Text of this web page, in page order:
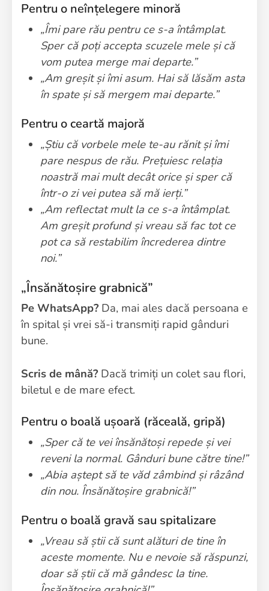
Pentru o neînțelegere minoră
„Îmi pare rău pentru ce s-a întâmplat.
Sper că poți accepta scuzele mele și că
vom putea merge mai departe.”
„Am greșit și îmi asum. Hai să lăsăm asta
în spate și să mergem mai departe.”
Pentru o ceartă majoră
„Știu că vorbele mele te-au rănit și îmi
pare nespus de rău. Prețuiesc relația
noastră mai mult decât orice și sper că
într-o zi vei putea să mă ierți.”
„Am reflectat mult la ce s-a întâmplat.
Am greșit profund și vreau să fac tot ce
pot ca să restabilim încrederea dintre
noi.”
„Însănătoșire grabnică”
Pe WhatsApp? Da, mai ales dacă persoana e
în spital și vrei să-i transmiți rapid gânduri
bune.
Scris de mână? Dacă trimiți un colet sau flori,
biletul e de mare efect.
Pentru o boală ușoară (răceală, gripă)
„Sper că te vei însănătoși repede și vei
reveni la normal. Gânduri bune către tine!”
„Abia aștept să te văd zâmbind și râzând
din nou. Însănătoșire grabnică!”
Pentru o boală gravă sau spitalizare
„Vreau să știi că sunt alături de tine în
aceste momente. Nu e nevoie să răspunzi,
doar să știi că mă gândesc la tine.